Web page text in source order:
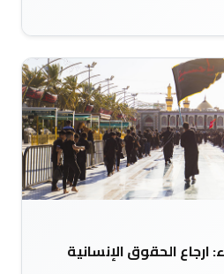
الحقوق الإنسانية